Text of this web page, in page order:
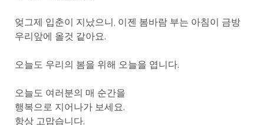
엊그제 입춘이 지났으니, 이젠 봄바람 부는 아침이 금방
우리앞에 올것 같아요.
오늘도 우리의 봄을 위해 오늘을 엽니다.
오늘도 여러분의 매 순간을
행복으로 지어나가 보세요.
항상 고맙습니다.